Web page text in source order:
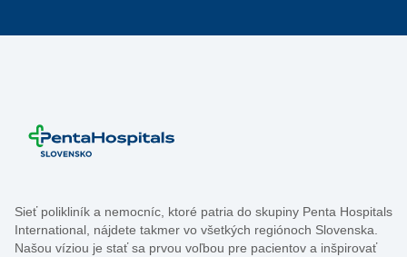
Sieť polikliník a nemocníc, ktoré patria do skupiny Penta Hospitals
International, nájdete takmer vo všetkých regiónoch Slovenska.
Našou víziou je stať sa prvou voľbou pre pacientov a inšpirovať